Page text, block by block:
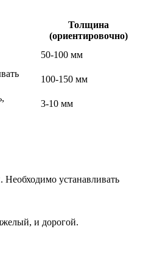
Толщина
(ориентировочно)
50-100 мм
100-150 мм
3-10 мм
устанавливать
и дорогой.